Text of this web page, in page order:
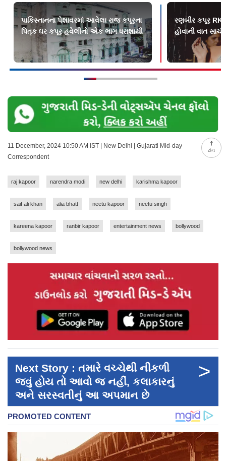
ટોચ
પાકિસ્તાનના પેશાવરમાં આવેલા રાજ કપૂરના
પિતૃક ઘર કપૂર હવેલીનો એક ભાગ ધરાશાયી
રણબીર કપૂર RK
હોવાની વાત
11 December, 2024 10:50 AM IST | New Delhi | Gujarati Mid-day
Correspondent
raj kapoor narendra modi new delhi karishma kapoor
saif ali khan alia bhatt neetu kapoor neetu singh
kareena kapoor ranbir kapoor entertainment news bollywood
bollywood news
Next Story : તમારે વચ્ચેથી નીકળી
જવું હોય તો આવો જ નહીં, કલાકારનું
અને સરસ્વતીનું આ અપમાન છે
>